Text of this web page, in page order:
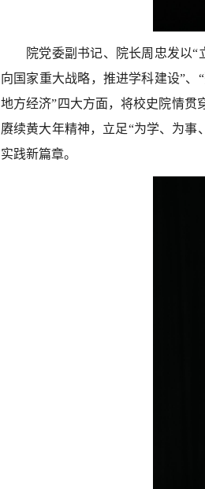
院党委副书记、院长周忠发以“
向国家重大战略，推进学科建设”、
地方经济”四大方面，将校史院情贯
赓续黄大年精神，立足“为学、为
实践新篇章。